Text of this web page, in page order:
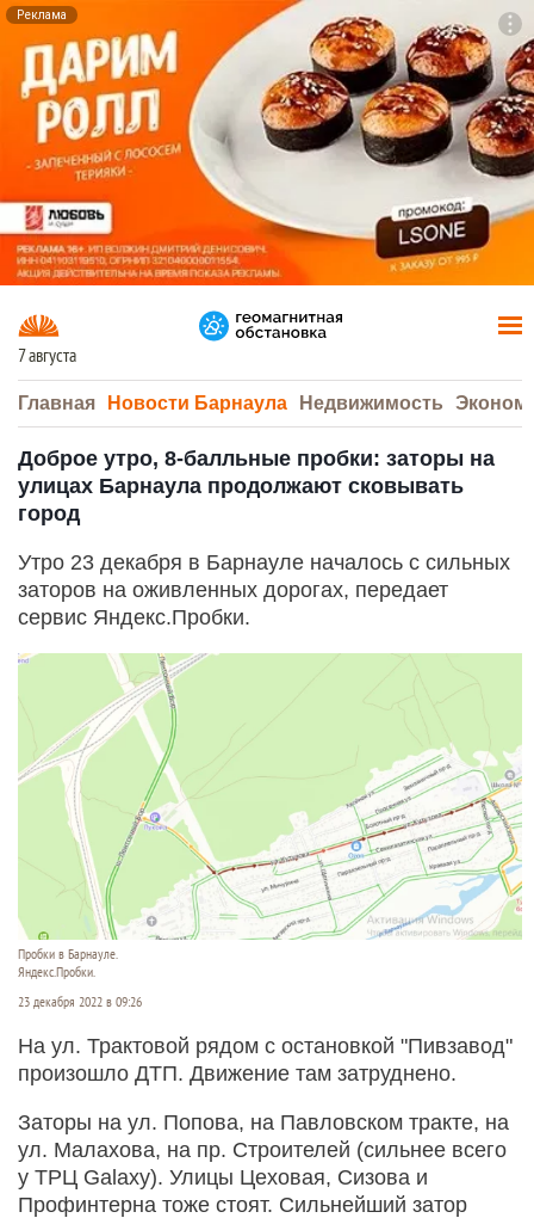
Реклама
7 августа
Главная Новости Барнаула Недвижимость
Доброе утро, 8-балльные пробки: заторы на
улицах Барнаула продолжают сковывать
город
Утро 23 декабря в Барнауле началось с сильных
заторов на оживленных дорогах, передает
сервис Яндекс.Пробки.
Пробки в Барнауле.
Яндекс.Пробки.
23 декабря 2022 в 09:26
На ул. Трактовой рядом с остановкой "Пивзавод"
произошло ДТП. Движение там затруднено.
Заторы на ул. Попова, на Павловском тракте, на
ул. Малахова, на пр. Строителей (сильнее всего
у ТРЦ Galaxy). Улицы Цеховая, Сизова и
Профинтерна тоже стоят. Сильнейший затор